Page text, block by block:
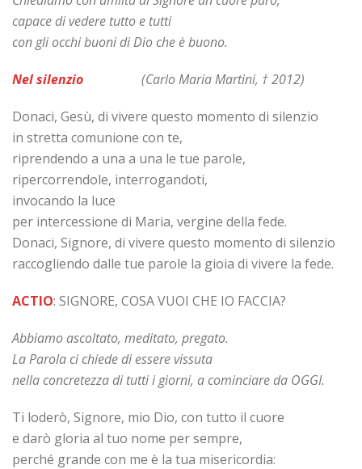
capace di vedere tutto e tutti
con gli occhi buoni di Dio che è buono.
Nel silenzio (Carlo Maria Martini, † 2012)
Donaci, Gesù, di vivere questo momento di silenzio
in stretta comunione con te,
riprendendo a una a una le tue parole,
ripercorrendole, interrogandoti,
invocando la luce
per intercessione di Maria, vergine della fede.
Donaci, Signore, di vivere questo momento di silenzio
raccogliendo dalle tue parole la gioia di vivere la fede.
ACTIO: SIGNORE, COSA VUOI CHE IO FACCIA?
Abbiamo ascoltato, meditato, pregato.
La Parolaci chiede di essere vissuta
nella concretezza di tutti i giorni, a cominciare da OGGI.
Ti loderò, Signore, mio Dio, con tutto il cuore
e darò gloria al tuo nome per sempre,
perché grande con me è la tua misericordia: